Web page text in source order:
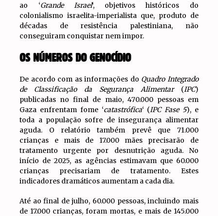
ao ‘Grande Israel‘, objetivos históricos do
colonialismo israelita-imperialista que, produto de
décadas de resistência palestiniana, não
conseguiram conquistar nem impor.
OS NÚMEROS DO GENOCÍDIO
De acordo com as informações do Quadro Integrado
de Classificação da Segurança Alimentar(IPC)
publicadas no final de maio, 470.000 pessoas em
Gaza enfrentam fome ‘catastrófica‘ (IPC Fase 5), e
toda a população sofre de insegurança alimentar
aguda. O relatório também prevê que 71.000
crianças e mais de 17.000 mães precisarão de
tratamento urgente por desnutrição aguda. No
início de 2025, as agências estimavam que 60.000
crianças precisariam de tratamento. Estes
indicadores dramáticos aumentam a cada dia.
Até ao final de julho, 60.000 pessoas, incluindo mais
de 17.000 crianças, foram mortas, e mais de 145.000